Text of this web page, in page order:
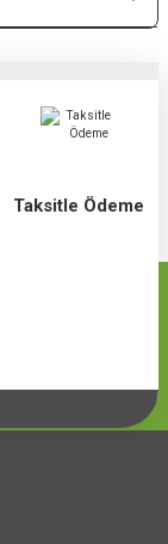
Taksitle Ödeme